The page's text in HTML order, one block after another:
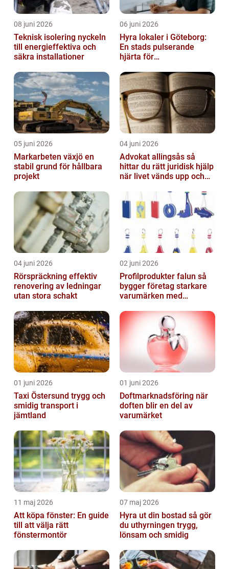
08 juni 2026
Teknisk isolering nyckeln
till energieffektiva och
säkra installationer
06 juni 2026
Hyra lokaler i Göteborg:
En stads pulserande
hjärta för
05 juni 2026
Markarbeten växjö en
stabil grund för hållbara
projekt
04 juni 2026
Advokat allingsås så
hittar du rätt juridisk hjälp
när livet vänds upp och
04 juni 2026
Rörspräckning effektiv
renovering av ledningar
utan stora schakt
02 juni 2026
Profilprodukter falun så
bygger företag starkare
varumärken med
01 juni 2026
Taxi Östersund trygg och
smidig transport i
jämtland
01 juni 2026
Doftmarknadsföring när
doften blir en del av
varumärket
11 maj 2026
Att köpa fönster: En guide
till att välja rätt
fönstermontör
07 maj 2026
Hyra ut din bostad så gör
du uthyrningen trygg,
lönsam och smidig